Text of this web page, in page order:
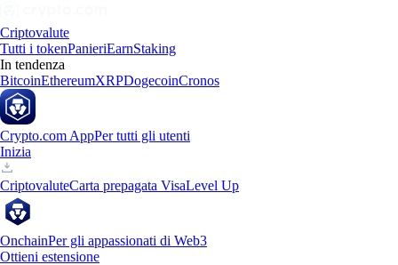
Criptovalute
Tutti i tokenPanieriEarnStaking
In tendenza
BitcoinEthereumXRPDogecoinCronos
Crypto.com AppPer tutti gli utenti
Inizia
CriptovaluteCarta prepagata VisaLevel Up
OnchainPer gli appassionati di Web3
Ottieni estensione